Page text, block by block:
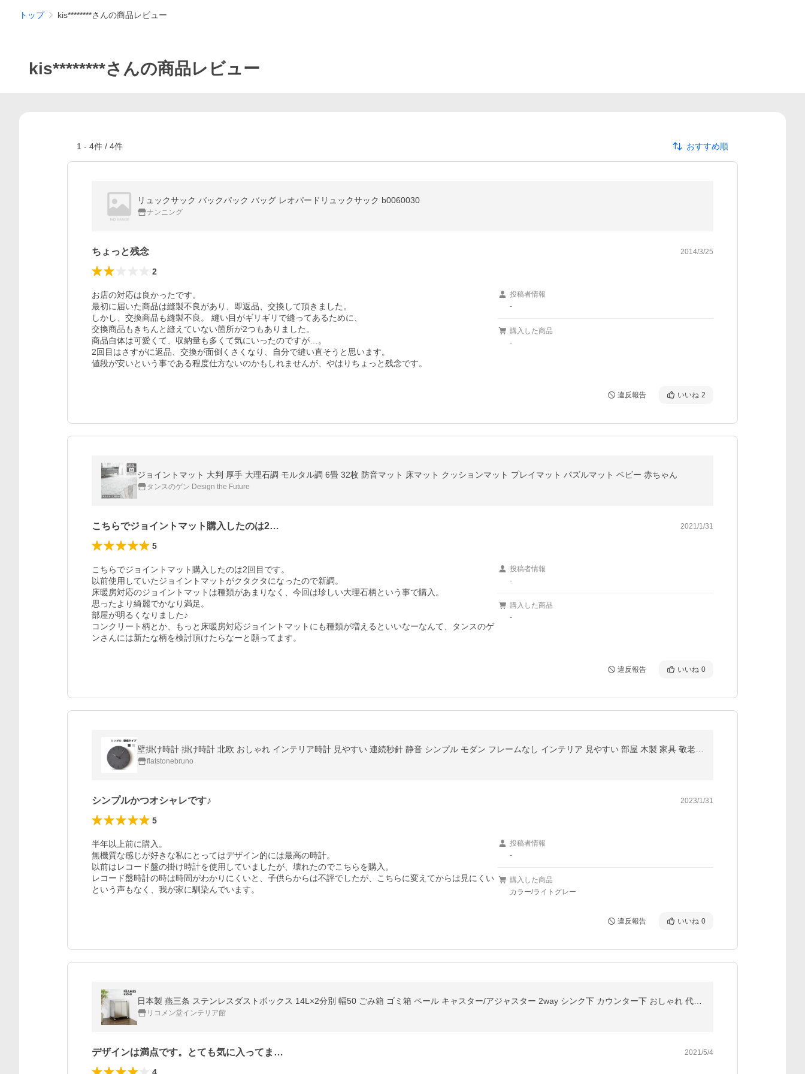
トップ kis********さんの商品レビュー
kis********さんの商品レビュー
1 - 4件 / 4件 おすすめ順
リュックサック バックパック バッグ レオパードリュックサック b0060030
ナンニング
ちょっと残念 2014/3/25
2
お店の対応は良かったです。
最初に届いた商品は縫製不良があり、即返品、交換して頂きました。
しかし、交換商品も縫製不良。 縫い目がギリギリで縫ってあるために、
交換商品もきちんと縫えていない箇所が2つもありました。
商品自体は可愛くて、収納量も多くて気にいったのですが…。
2回目はさすがに返品、交換が面倒くさくなり、自分で縫い直そうと思います。
値段が安いという事である程度仕方ないのかもしれませんが、やはりちょっと残念です。
投稿者情報
-
購入した商品
-
違反報告 いいね 2
ジョイントマット 大判 厚手 大理石調 モルタル調 6畳 32枚 防音マット 床マット クッションマット プレイマット パズルマット ベビー 赤ちゃん
タンスのゲン Design the Future
こちらでジョイントマット購入したのは2… 2021/1/31
5
こちらでジョイントマット購入したのは2回目です。
以前使用していたジョイントマットがクタクタになったので新調。
床暖房対応のジョイントマットは種類があまりなく、今回は珍しい大理石柄という事で購入。
思ったより綺麗でかなり満足。
部屋が明るくなりました♪
コンクリート柄とか、もっと床暖房対応ジョイントマットにも種類が増えるといいなーなんて、タンスのゲ
ンさんには新たな柄を検討頂けたらなーと願ってます。
投稿者情報
-
購入した商品
-
違反報告 いいね 0
flatstonebruno
シンプルかつオシャレです♪ 2023/1/31
5
半年以上前に購入。
無機質な感じが好きな私にとってはデザイン的には最高の時計。
以前はレコード盤の掛け時計を使用していましたが、壊れたのでこちらを購入。
レコード盤時計の時は時間がわかりにくいと、子供らからは不評でしたが、こちらに変えてからは見にくい
という声もなく、我が家に馴染んでいます。
投稿者情報
-
購入した商品
カラー/ライトグレー
違反報告 いいね 0
リコメン堂インテリア館
デザインは満点です。とても気に入ってま… 2021/5/4
4